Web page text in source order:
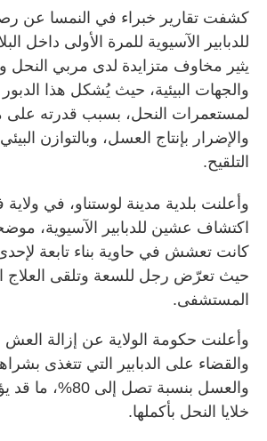
كشفت تقارير خبراء في النمسا عن
للدبابير الآسيوية للمرة الأولى داخل
يثير مخاوف متزايدة لدى مربي النحل
والجهات البيئية، حيث يُشكل هذا الدبور
لمستعمرات النحل، بسبب قدرته على
والإضرار بإنتاج العسل، وبالتوازن
التلقيح.
وأعلنت بلدية مدينة لوستناو، في
اكتشاف عشين للدبابير الآسيوية،
كانت تعشش في حاوية بناء تابعة
حيث تعرّض رجل للسعة وتلقى العلاج
المستشفى.
وأعلنت حكومة الولاية عن إزالة
والقضاء على الدبابير التي تتغذى
والعسل بنسبة تصل إلى
خلايا النحل بأكملها.